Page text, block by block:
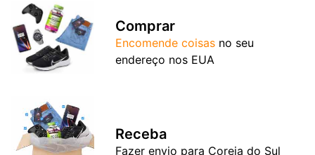
Comprar
Encomende coisas no seu
endereço nos EUA
Receba
Fazer envio para Coreia do Sul